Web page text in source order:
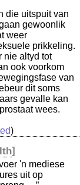
die uitspuit van
gewoonlik
weer
prikkeling.
nie altyd tot
ook voorkom
van
dit soms
gevalle kan
wees.
)
]
'n mediese
uit op